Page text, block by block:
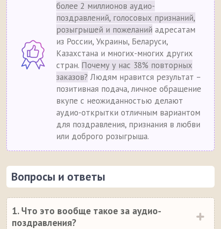
более 2 миллионов аудио-
поздравлений, голосовых признаний,
розыгрышей и пожеланий адресатам
из России, Украины, Беларуси,
Казахстана и многих-многих других
стран. Почему у нас 38% повторных
заказов? Людям нравится результат –
позитивная подача, личное обращение
вкупе с неожиданностью делают
аудио-открытки отличным вариантом
для поздравления, признания в любви
или доброго розыгрыша.
Вопросы и ответы
1. Что это вообще такое за аудио-
поздравления?